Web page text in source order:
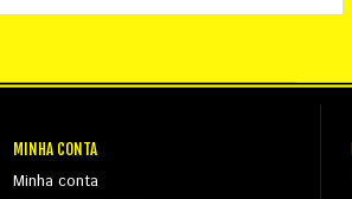
MINHA CONTA
Minha conta